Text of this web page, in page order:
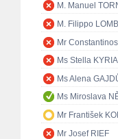
M. Manuel
M. Filippo
Mr
Ms Stella
Ms Alena
Ms Miroslava
Mr František
Mr Josef RIEF